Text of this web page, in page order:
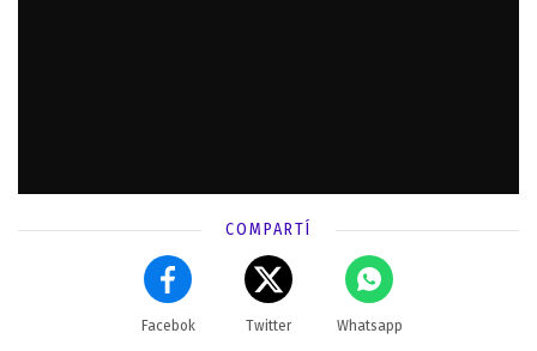
COMPARTÍ
Facebok Twitter Whatsapp